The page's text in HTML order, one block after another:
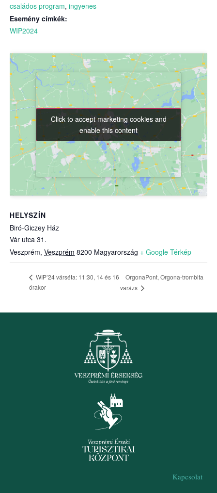
családos program, ingyenes
Esemény címkék:
WIP2024
HELYSZÍN
Biró-Giczey Ház
Vár utca 31.
Veszprém, Veszprém 8200 Magyarország + Google Térkép
Click to accept marketing cookies and
enable this content
Click to accept marketing cookies and
enable this content
WIP’24 várséta: 11:30, 14 és 16
órakor
OrgonaPont, Orgona-trombita
varázs
Kapcsolat